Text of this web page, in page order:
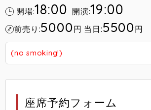
開場:18:00 開演:19:00
前売り:5000円 当日:5500円
(no smoking!)
座席予約フォーム